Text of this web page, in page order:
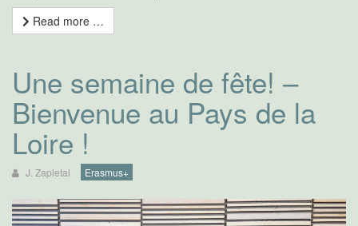
Read more …
Une semaine de fête! –
Bienvenue au Pays de la
Loire !
J. Zapletal Erasmus+